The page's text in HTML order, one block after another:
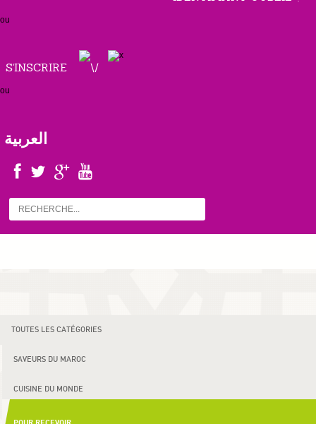
ou
S'INSCRIRE
ou
العربية
TOUTES LES CATÉGORIES
SAVEURS DU MAROC
CUISINE DU MONDE